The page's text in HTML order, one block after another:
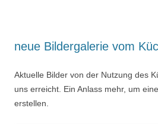
neue Bildergalerie vom
Aktuelle Bilder von der Nutzung des
uns erreicht. Ein Anlass mehr, um
erstellen.